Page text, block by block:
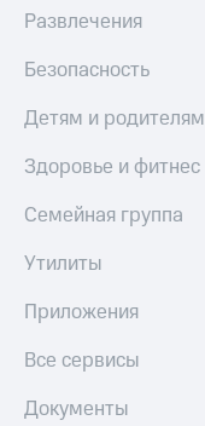
Развлечения
Безопасность
Детям и родителям
Здоровье и фитнес
Семейная группа
Утилиты
Приложения
Все сервисы
Документы